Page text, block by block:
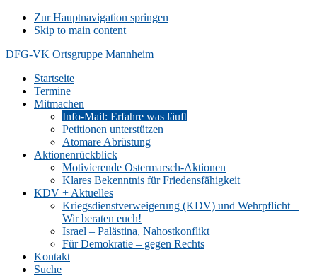
Zur Hauptnavigation springen
Skip to main content
DFG-VK Ortsgruppe Mannheim
Startseite
Termine
Mitmachen
Info-Mail: Erfahre was läuft
Petitionen unterstützen
Atomare Abrüstung
Aktionenrückblick
Motivierende Ostermarsch-Aktionen
Klares Bekenntnis für Friedensfähigkeit
KDV + Aktuelles
Kriegsdienstverweigerung (KDV) und Wehrpflicht –
Wir beraten euch!
Israel – Palästina, Nahostkonflikt
Für Demokratie – gegen Rechts
Kontakt
Suche